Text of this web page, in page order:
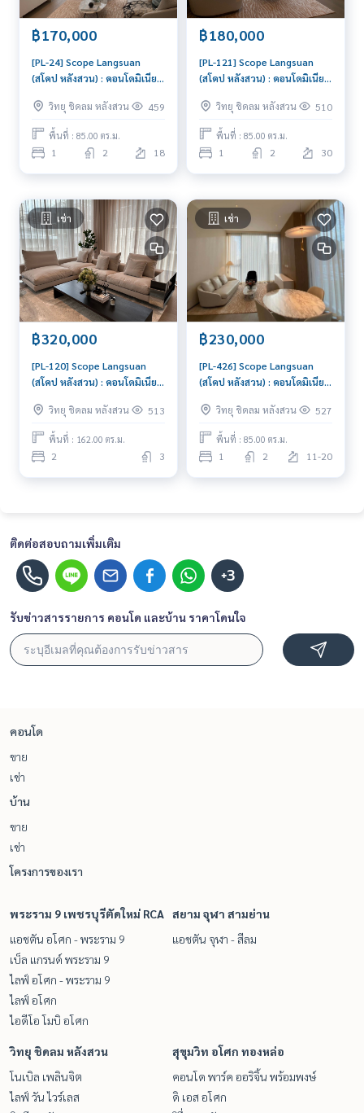
฿170,000
[PL-24] Scope Langsuan
(สโคป หลังสวน) : คอนโดมิเนียม
คอนโดให้เช่า ติดต่อเราเลย!
วิทยุ ชิดลม หลังสวน 459
พื้นที่ : 85.00 ตร.ม.
1 2 18
฿180,000
[PL-121] Scope Langsuan
(สโคป หลังสวน) : คอนโดมิเนียม
ห้องสวย ราคาพิเศษ
วิทยุ ชิดลม หลังสวน 510
พื้นที่ : 85.00 ตร.ม.
1 2 30
เช่า
฿320,000
[PL-120] Scope Langsuan
(สโคป หลังสวน) : คอนโดมิเนียม
ชมได้เลยวันนี้
วิทยุ ชิดลม หลังสวน 513
พื้นที่ : 162.00 ตร.ม.
2 3
เช่า
฿230,000
[PL-426] Scope Langsuan
(สโคป หลังสวน) : คอนโดมิเนียม
คอนโดห้องสวย ราคาดี
วิทยุ ชิดลม หลังสวน 527
พื้นที่ : 85.00 ตร.ม.
1 2 11-20
ติดต่อสอบถามเพิ่มเติม
+3
รับข่าวสารรายการ คอนโด และบ้าน ราคาโดนใจ
คอนโด
ขาย
เช่า
บ้าน
ขาย
เช่า
โครงการของเรา
พระราม 9 เพชรบุรีตัดใหม่ RCA
แอชตัน อโศก - พระราม 9
เบ็ล แกรนด์ พระราม 9
ไลฟ์ อโศก - พระราม 9
ไลฟ์ อโศก
ไอดีโอ โมบิ อโศก
สยาม จุฬา สามย่าน
แอชตัน จุฬา - สีลม
วิทยุ ชิดลม หลังสวน
โนเบิล เพลินจิต
ไลฟ์ วัน ไวร์เลส
สุขุมวิท อโศก ทองหล่อ
คอนโด พาร์ค ออริจิ้น พร้อมพงษ์
ดิ เอส อโศก